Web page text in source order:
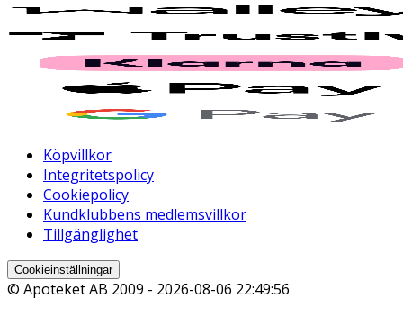
Köpvillkor
Integritetspolicy
Cookiepolicy
Kundklubbens medlemsvillkor
Tillgänglighet
Cookieinställningar
© Apoteket AB 2009 - 2026-08-06 22:49:56